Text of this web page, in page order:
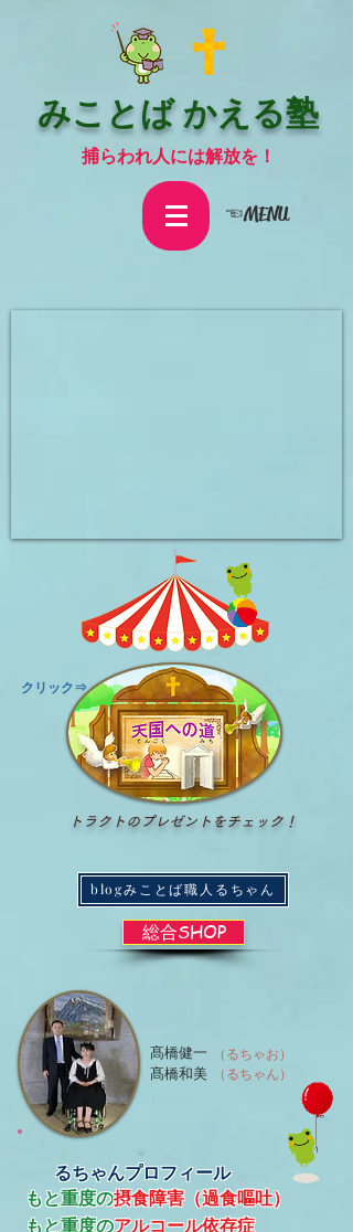
みことば かえる塾
捕らわれ人には解放を！
☜MENU
​クリック⇒
トラクトのプレゼントをチェック！
blogみことば職人るちゃん
総合SHOP
（るちゃお）
（るちゃん）
髙橋健一
髙橋和美
るちゃんプロフィール
もと重度の摂食障害（過食嘔吐）
もと重度のアルコール依存症